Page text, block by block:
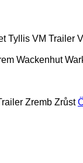
Tyllis VM Trailer
Wackenhut
Zremb Zrůst